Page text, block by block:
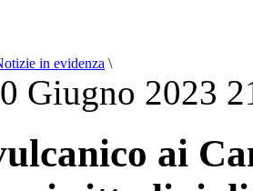
in evidenza \
Giugno 2023
ai